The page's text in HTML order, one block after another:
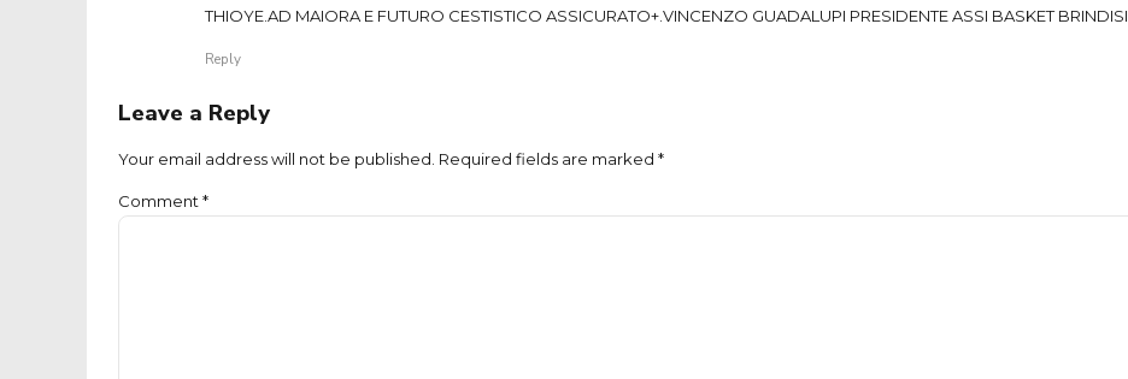
THIOYE.AD MAIORA E FUTURO CESTISTICO ASSICURATO+.VINCENZO GUADALUPI PRESIDENTE ASSI BASKET BRINDISI.
Reply
Leave a Reply
Your email address will not be published. Required fields are marked *
Comment *